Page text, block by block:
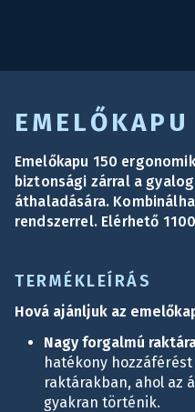
Emelőkapu 150
biztonsági zárral a
áthaladására.
rendszerrel. Elérhető
TERMÉKLEÍRÁS
Hová ajánljuk az
Nagy forgalmú
hatékony
raktárakban, ahol az
gyakran történik.